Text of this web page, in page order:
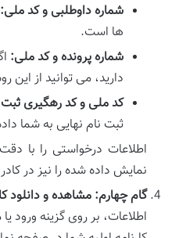
شماره داوطلبی و کد ملی:
ها است.
شماره پرونده و کد ملی:
دارید، می توانید از این
کد ملی و کد رهگیری ثبت
ثبت نام نهایی به شما
اطلاعات درخواستی را با
نمایش داده شده را نیز در
گام چهارم: مشاهده و دانلود
اطلاعات، بر روی گزینه ورود